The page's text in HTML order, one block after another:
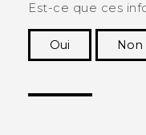
Est-ce que ces
Oui
Non